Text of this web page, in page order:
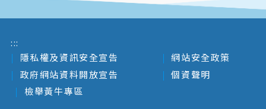
:::
隱私權及資訊安全宣告
網站安全政策
政府網站資料開放宣告
個資聲明
檢舉黃牛專區